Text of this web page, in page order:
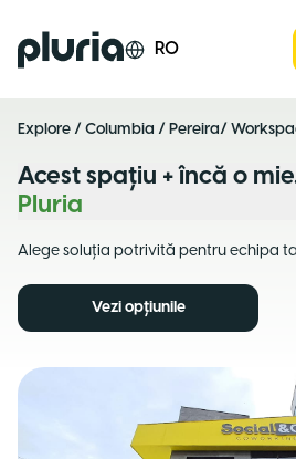
Logo Pluria RO
Explore / Columbia / Pereira/
Acest spațiu + încă o
Pluria
Alege soluția potrivită pentru echipa
Vezi opțiunile